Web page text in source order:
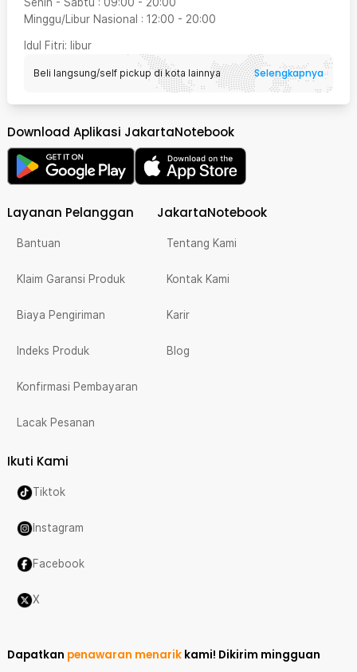
Minggu/Libur Nasional : 12:00 - 20:00
Idul Fitri: libur
Beli langsung/self pickup di kota lainnya Selengkapnya
Download Aplikasi JakartaNotebook
Layanan Pelanggan
Bantuan
Klaim Garansi Produk
Biaya Pengiriman
Indeks Produk
Konfirmasi Pembayaran
Lacak Pesanan
JakartaNotebook
Tentang Kami
Kontak Kami
Karir
Blog
Ikuti Kami
Tiktok
Instagram
Facebook
X
Dapatkan penawaran menarik kami! Dikirim mingguan